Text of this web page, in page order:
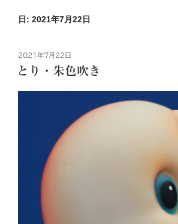
日: 2021年7月22日
投
稿
日:
2021年7月22日
とり・朱色吹き